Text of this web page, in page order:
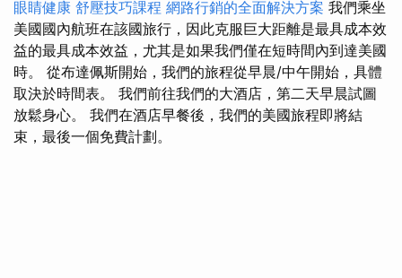
眼睛健康 舒壓技巧課程 網路行銷的全面解決方案 我們乘坐
美國國內航班在該國旅行，因此克服巨大距離是最具成本效
益的最具成本效益，尤其是如果我們僅在短時間內到達美國
時。 從布達佩斯開始，我們的旅程從早晨/中午開始，具體
取決於時間表。 我們前往我們的大酒店，第二天早晨試圖
放鬆身心。 我們在酒店早餐後，我們的美國旅程即將結
束，最後一個免費計劃。